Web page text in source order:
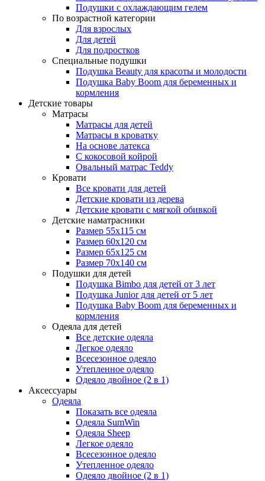
Подушки с охлаждающим гелем
По возрастной категории
Для взрослых
Для детей
Для подростков
Специальные подушки
Подушка Beauty для красоты и молодости
Подушка Baby Boom для беременных и
кормления
Детские товары
Матрасы
Матрасы для детей
Матрасы в кроватку
На основе латекса
С кокосовой койрой
Овальный матрас Teddy
Кровати
Все кровати для детей
Детские кровати из дерева
Детские кровати с мягкой обивкой
Детские наматрасники
Размер 55x115 см
Размер 60x120 см
Размер 65x125 см
Размер 70x140 см
Подушки для детей
Подушка Bimbo для детей от 3 лет
Подушка Junior для детей от 5 лет
Подушка Baby Boom для беременных и
кормления
Одеяла для детей
Все детские одеяла
Легкое одеяло
Всесезонное одеяло
Утепленное одеяло
Одеяло двойное (2 в 1)
Аксессуары
Одеяла
Показать все одеяла
Одеяла SumWin
Одеяла Sheep
Легкое одеяло
Всесезонное одеяло
Утепленное одеяло
Одеяло двойное (2 в 1)